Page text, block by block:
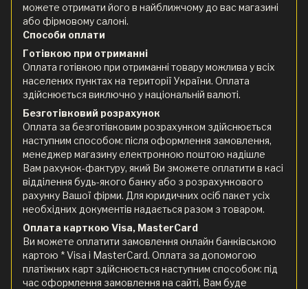
можете отримати його в найближчому до вас магазині
або фірмовому салоні.
Способи оплати
Готівкою при отриманні
Оплата готівкою при отриманні товару можлива у всіх
населених пунктах на території України. Оплата
здійснюється виключно у національній валюті.
Безготівковий розрахунок
Оплата за безготівковим розрахунком здійснюється
наступним способом: після оформлення замовлення,
менеджер магазину електронною поштою надішле
Вам рахунок-фактуру, який Ви зможете оплатити в касі
відділення будь-якого банку або з розрахункового
рахунку Вашої фірми. Для юридичних осіб пакет усіх
необхідних документів надається разом з товаром.
Оплата карткою Visa, MasterCard
Ви можете оплатити замовлення онлайн банківською
картою * Visa і MasterCard. Оплата за допомогою
платіжних карт здійснюється наступним способом: під
час оформлення замовлення на сайті, Вам буде